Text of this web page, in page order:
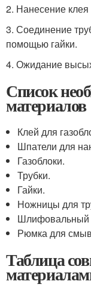
2. Нанесение клея
3. Соединение
помощью гайки.
4. Ожидание
Список
материалов
Клей для
Шпатели для
Газоблоки.
Трубки.
Гайки.
Ножницы для
Шлифовальный
Рюмка для
Таблица